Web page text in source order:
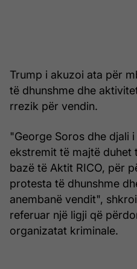
Trump i akuzoi ata për
të dhunshme dhe
rrezik për vendin.
"George Soros dhe djali
ekstremit të majtë duhet
bazë të Aktit RICO, për
protesta të dhunshme
anembanë vendit",
referuar një ligji që
organizatat kriminale.